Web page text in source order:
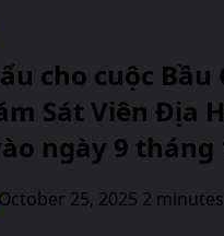
cho cuộc Bầu
Sát Viên Địa
ngày 9 tháng
October 25, 2025 2